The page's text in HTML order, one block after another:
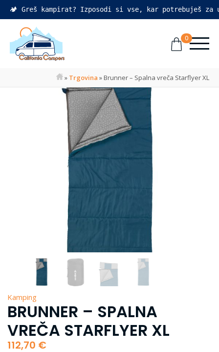
🏕️ Greš kampirat? Izposodi si vse, kar potrebuješ
0
» Trgovina »Brunner – Spalna vreča Starflyer XL
Kamping
BRUNNER – SPALNA
VREČA STARFLYER XL
112,70 €